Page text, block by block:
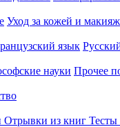
Уход за кожей и макияж
язык
науки Прочее
Отрывки из книг Тесты